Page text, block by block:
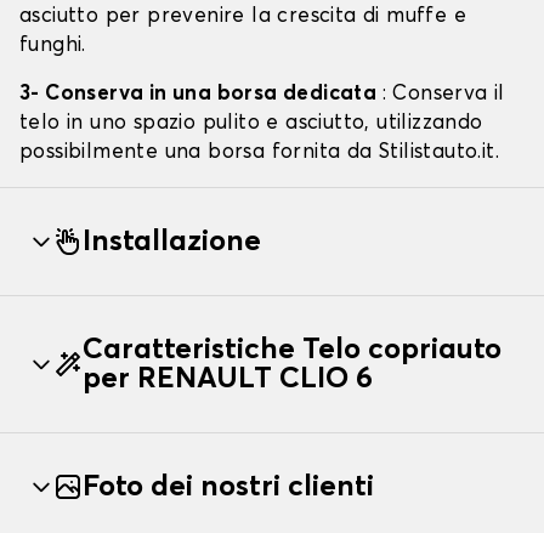
asciutto per prevenire la crescita di muffe e
funghi.
3- Conserva in una borsa dedicata : Conserva il
telo in uno spazio pulito e asciutto, utilizzando
possibilmente una borsa fornita da Stilistauto.it.
Installazione
Caratteristiche Telo copriauto
per RENAULT CLIO 6
Foto dei nostri clienti